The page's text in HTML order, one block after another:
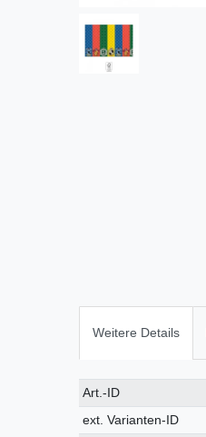
Weitere Details
Technisches
Merkmal
Wert
Art.-ID
ext. Varianten-ID